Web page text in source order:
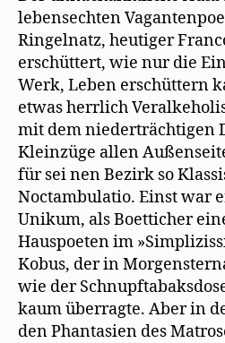
lebensechten
Ringelnatz, heutiger
erschüttert, wie nur die
Werk, Leben erschüttern
etwas herrlich
mit dem niederträchtigen
Kleinzüge allen
für sei nen Bezirk so
Noctambulatio. Einst war
Unikum, als Boetticher
Hauspoeten im
Kobus, der in
wie der
kaum überragte. Aber in
den Phantasien des